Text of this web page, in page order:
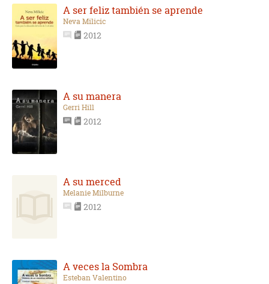
A ser feliz también se aprende
Neva Milicic
2012
A su manera
Gerri Hill
2012
A su merced
Melanie Milburne
2012
A veces la Sombra
Esteban Valentino